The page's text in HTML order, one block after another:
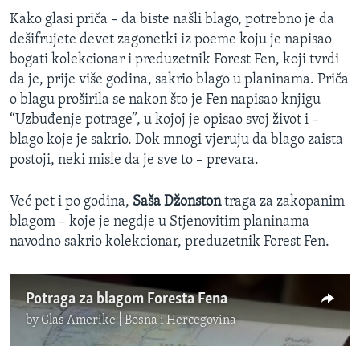
Kako glasi priča – da biste našli blago, potrebno je da
dešifrujete devet zagonetki iz poeme koju je napisao
bogati kolekcionar i preduzetnik Forest Fen, koji tvrdi
da je, prije više godina, sakrio blago u planinama. Priča
o blagu proširila se nakon što je Fen napisao knjigu
“Uzbuđenje potrage”, u kojoj je opisao svoj život i –
blago koje je sakrio. Dok mnogi vjeruju da blago zaista
postoji, neki misle da je sve to – prevara.
Već pet i po godina, Saša Džonstontraga za zakopanim
blagom – koje je negdje u Stjenovitim planinama
navodno sakrio kolekcionar, preduzetnik Forest Fen.
Potraga za blagom Foresta Fena
by Glas Amerike | Bosna i Hercegovina